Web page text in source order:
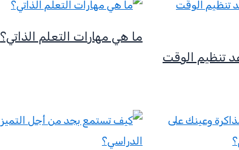
تنظيم الوقت
ما هي مهارات التعلم الذاتي؟